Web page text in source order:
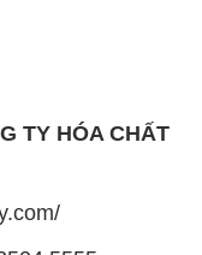
028.3756.1841-